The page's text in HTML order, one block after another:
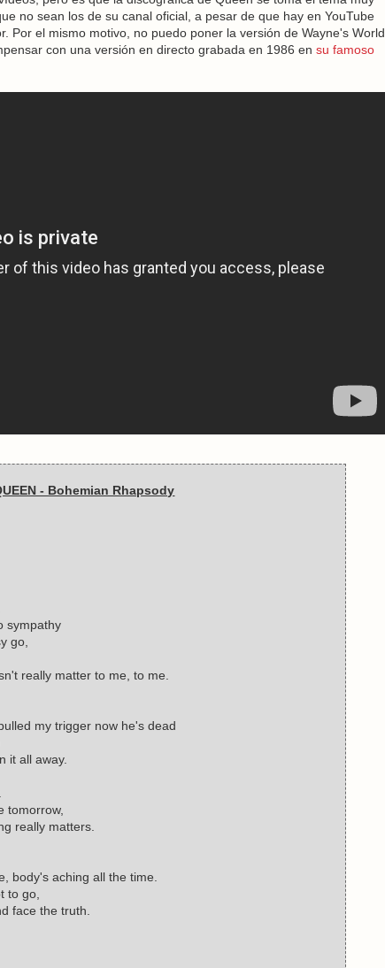
no sean los de su canal oficial, a pesar de que hay en YouTube
Por el mismo motivo, no puedo poner la versión de Wayne's World.
con una versión en directo grabada en 1986 en su famoso
- Bohemian Rhapsody
sympathy
go,
really matter to me, to me.
my trigger now he's dead
it all away.
tomorrow,
really matters.
body's aching all the time.
to go,
face the truth.